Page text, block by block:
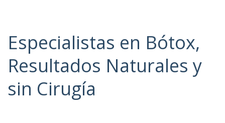
Especialistas en Bótox,
Resultados Naturales y
sin Cirugía